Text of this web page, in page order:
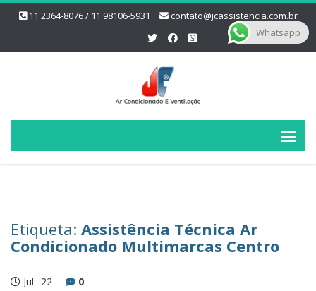
11 2364-8076 / 11 98106-5931 contato@jcassistencia.com.br
Etiqueta: Assistência Técnica Ar
Condicionado Multimarcas Centro
Jul 22 0
Whatsapp